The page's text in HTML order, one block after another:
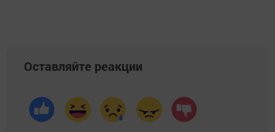
Оставляйте реакции